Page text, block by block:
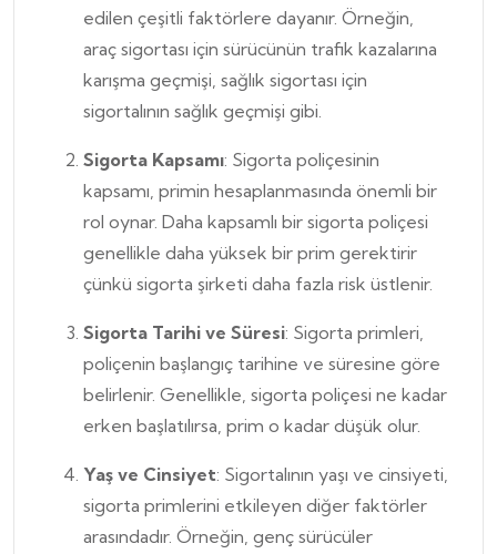
edilen çeşitli faktörlere dayanır. Örneğin,
araç sigortası için sürücünün trafik kazalarına
karışma geçmişi, sağlık sigortası için
sigortalının sağlık geçmişi gibi.
Sigorta Kapsamı: Sigorta poliçesinin
kapsamı, primin hesaplanmasında önemli bir
rol oynar. Daha kapsamlı bir sigorta poliçesi
genellikle daha yüksek bir prim gerektirir
çünkü sigorta şirketi daha fazla risk üstlenir.
Sigorta Tarihi ve Süresi: Sigorta primleri,
poliçenin başlangıç tarihine ve süresine göre
belirlenir. Genellikle, sigorta poliçesi ne kadar
erken başlatılırsa, prim o kadar düşük olur.
Yaş ve Cinsiyet: Sigortalının yaşı ve cinsiyeti,
sigorta primlerini etkileyen diğer faktörler
arasındadır. Örneğin, genç sürücüler